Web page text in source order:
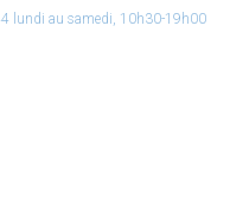
lundi au samedi, 10h30-19h00